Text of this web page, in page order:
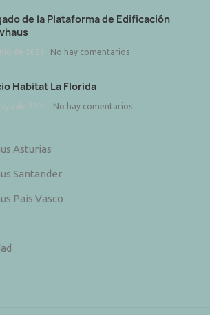
de la Plataforma de Edificación
de 2021 No hay comentarios
Habitat La Florida
de 2021 No hay comentarios
Asturias
Santander
País Vasco